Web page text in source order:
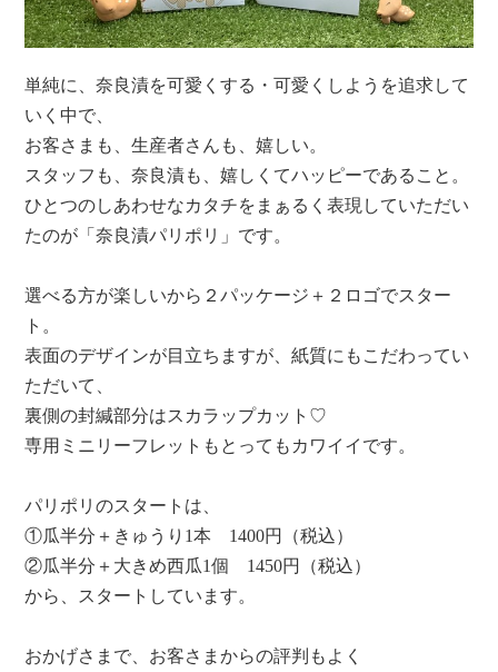
単純に、奈良漬を可愛くする・可愛くしようを追求して
いく中で、
お客さまも、生産者さんも、嬉しい。
スタッフも、奈良漬も、嬉しくてハッピーであること。
ひとつのしあわせなカタチをまぁるく表現していただい
たのが「奈良漬パリポリ」です。
選べる方が楽しいから２パッケージ＋２ロゴでスター
ト。
表面のデザインが目立ちますが、紙質にもこだわってい
ただいて、
裏側の封緘部分はスカラップカット♡
専用ミニリーフレットもとってもカワイイです。
パリポリのスタートは、
①瓜半分＋きゅうり1本 1400円（税込）
②瓜半分＋大きめ西瓜1個 1450円（税込）
から、スタートしています。
おかげさまで、お客さまからの評判もよく